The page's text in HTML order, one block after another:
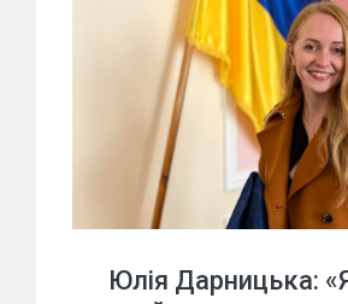
Юлія Дарницька: